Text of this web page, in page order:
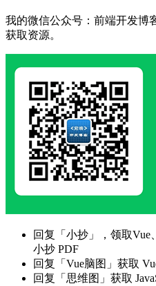
我的微信公众号：前端开发博
获取资源。
回复「小抄」，领取Vue
小抄 PDF
回复「Vue脑图」获取
回复「思维图」获取